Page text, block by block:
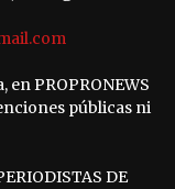
PROPRONEWS
públicas ni
DE